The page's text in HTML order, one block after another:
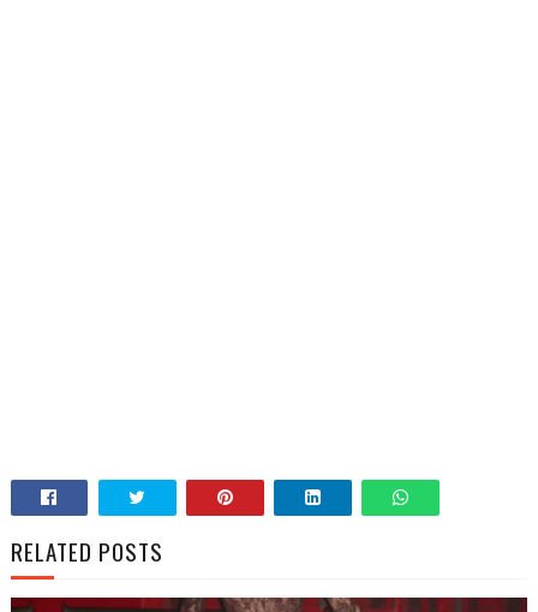
RELATED POSTS